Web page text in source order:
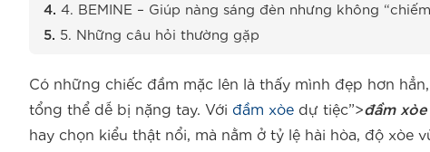
4. BEMINE – Giúp nàng sáng đèn nhưng không
5. Những câu hỏi thường gặp
Có những chiếc đầm mặc lên là thấy mình đẹp hơn
tổng thể dễ bị nặng tay. Với đầm xòe dự tiệc”>đầm
hay chọn kiểu thật nổi, mà nằm ở tỷ lệ hài hòa, độ xòe